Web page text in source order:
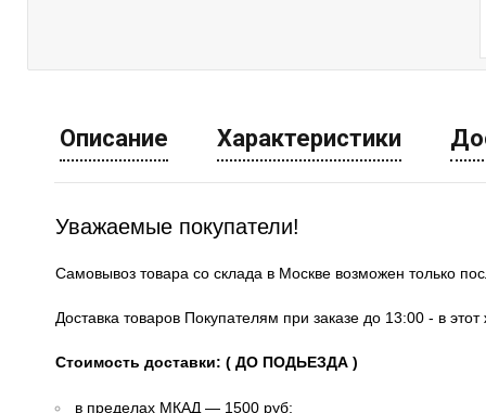
Описание Характеристики
Уважаемые покупатели!
Самовывоз товара со склада в Москве возможен только
Доставка товаров Покупателям при заказе до 13:00 - в
Стоимость доставки: ( ДО ПОДЬЕЗДА )
в пределах МКАД — 1500 руб;